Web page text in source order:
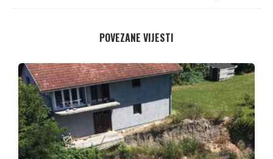
POVEZANE VIJESTI